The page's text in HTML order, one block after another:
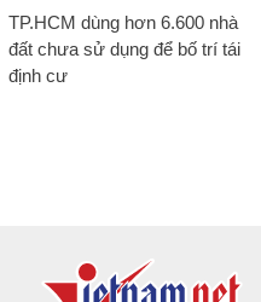
TP.HCM dùng hơn 6.600 nhà
đất chưa sử dụng để bố trí tái
định cư